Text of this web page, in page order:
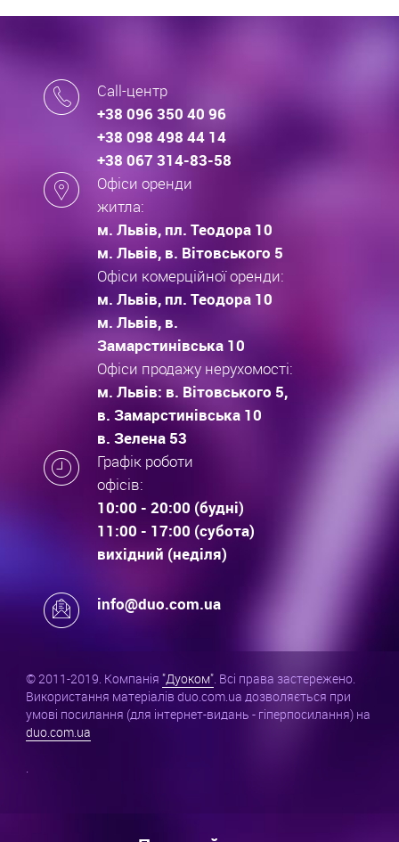
Call-центр
+38 096 350 40 96
+38 098 498 44 14
+38 067 314-83-58
Офіси оренди
житла:
м. Львів, пл. Теодора 10
м. Львів, в. Вітовського 5
Офіси комерційної оренди:
м. Львів, пл. Теодора 10
м. Львів, в.
Замарстинівська 10
Офіси продажу нерухомості:
м. Львів: в. Вітовського 5,
в. Замарстинівська 10
в. Зелена 53
Графік роботи
офісів:
10:00 - 20:00 (будні)
11:00 - 17:00 (субота)
вихідний (неділя)
info@duo.com.ua
© 2011-2019. Компанія "Дуоком". Всі права застережено.
Використання матеріалів duo.com.ua дозволяється при
умові посилання (для інтернет-видань - гіперпосилання) на
duo.com.ua
.